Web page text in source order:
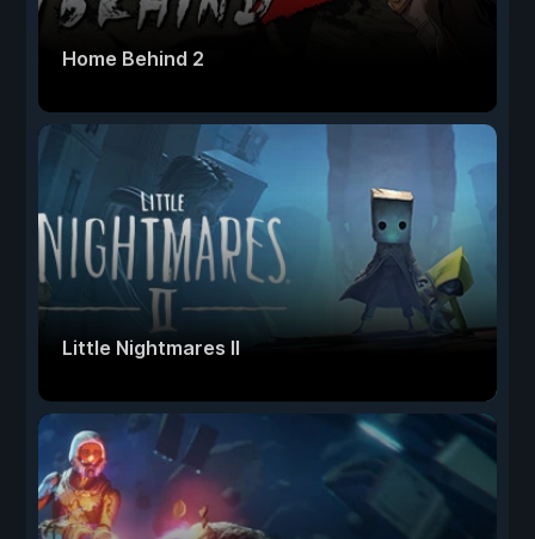
Home Behind 2
Little Nightmares II